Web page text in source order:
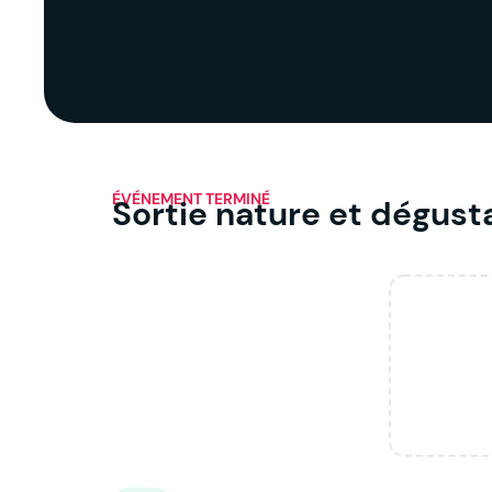
ÉVÉNEMENT TERMINÉ
Sortie nature et